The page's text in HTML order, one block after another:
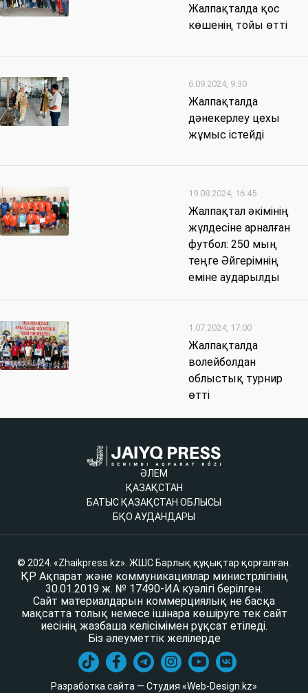
Жалпақталда қос
көшенің тойы өтті
6.09.2024, 9:30
Жалпақталда
дәнекерлеу цехы
жұмыс істейді
19.08.2024, 16:45
Жалпақтал әкімінің
жүлдесіне арналған
футбол: 250 мың
теңге Әйгерімнің
еміне аударылды
1.07.2024, 17:00
Жалпақталда
волейболдан
облыстық турнир
өтті
ӘЛЕМ
ҚАЗАҚСТАН
БАТЫС ҚАЗАҚСТАН ОБЛЫСЫ
БҚО АУДАНДАРЫ
© 2024. «Zhaikpress.kz». ЖШС Барлық құқықтар қорғалған.
ҚР Ақпарат және коммуникациялар министрлігінің
30.01.2019 ж. № 17490-ИА куәлігі берілген.
Сайт материалдарын коммерциялық не басқа
мақсатта толық немесе ішінара көшіруге тек сайт
иесінің жазбаша келісімімен рұқсат етіледі.
Біз әлеуметтік желілерде
Разработка сайта — Студия «Web-Design.kz»